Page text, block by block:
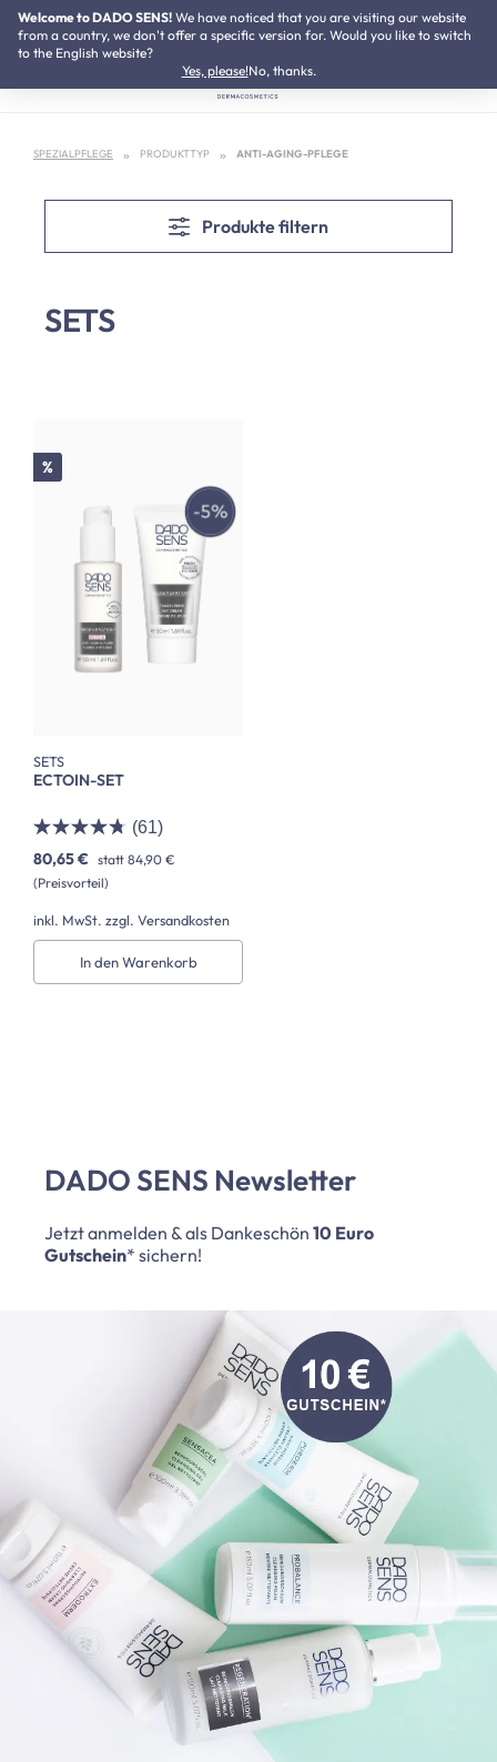
Zum Hauptinhalt springen
Welcome to DADO SENS! We have noticed that you are visiting our website
from a country, we don't offer a specific version for. Would you like to switch
to the English website?
Yes, please!No, thanks.
NEU:Neurodermitis Pflegeset
SPEZIALPFLEGE PRODUKTTYP ANTI-AGING-PFLEGE
Produkte filtern
SETS
Rabatt
%
SETS
ECTOIN-SET
(61)
80,65 € statt 84,90 €
(Preisvorteil)
inkl. MwSt. zzgl. Versandkosten
In den Warenkorb
DADO SENS Newsletter
Jetzt anmelden & als Dankeschön 10 Euro
Gutschein* sichern!